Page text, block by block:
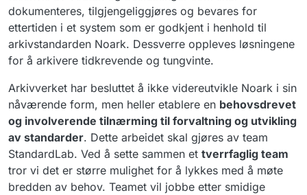
dokumenteres, tilgjengeliggjøres og bevares for
ettertiden i et system som er godkjent i henhold til
arkivstandarden Noark. Dessverre oppleves løsningene
for å arkivere tidkrevende og tungvinte. ​​
Arkivverket har besluttet å ikke videreutvikle Noark i sin
nåværende form, men heller etablere en behovsdrevet
og involverende tilnærming til forvaltning og utvikling
av standarder. Dette arbeidet skal gjøres av team
StandardLab. Ved å sette sammen et tverrfaglig team
tror vi det er større mulighet for å lykkes med å møte
bredden av behov. Teamet vil jobbe etter smidige